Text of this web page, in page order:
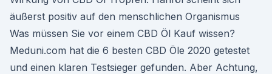
äußerst positiv auf den menschlichen Organismus
Was müssen Sie vor einem CBD Öl Kauf wissen?
Meduni.com hat die 6 besten CBD Öle 2020 getestet
und einen klaren Testsieger gefunden. Aber Achtung,